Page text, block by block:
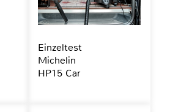
Einzeltest
Michelin
HP15 Car